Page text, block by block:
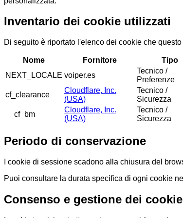
Inventario dei cookie utilizzati
Di seguito è riportato l'elenco dei cookie che
Nome Fornitore Tipo
NEXT_LOCALE voiper.es
Tecnico /
Preferenze
cf_clearance
Cloudflare, Inc.
(USA)
Tecnico /
Sicurezza
__cf_bm
Cloudflare, Inc.
(USA)
Tecnico /
Sicurezza
Periodo di conservazione
I cookie di sessione scadono alla chiusura del
Puoi consultare la durata specifica di ogni cookie
Consenso e gestione dei cookie